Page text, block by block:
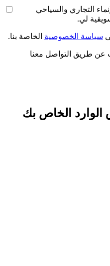
التجاري والسياحي
لي.
سياسة الخصوصية الخاصة بنا.
طريق التواصل معنا
الوارد الخاص بك